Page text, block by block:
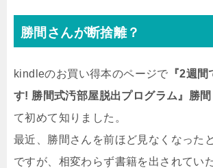
勝間さんが断捨離？
kindleのお買い得本のページで 『2週
す! 勝間式汚部屋脱出プログラム』勝
て初めて知りました。
最近、勝間さんを前ほど見なくなった
ですが、相変わらず書籍を出されてい